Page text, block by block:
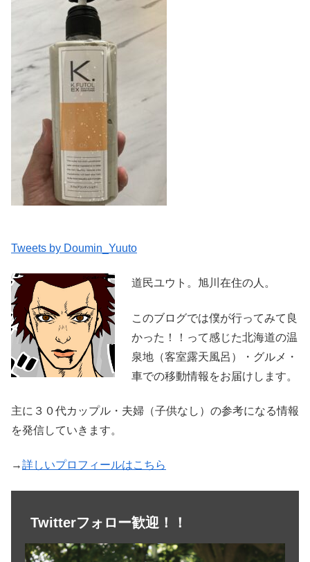
Tweets by Doumin_Yuuto
道民ユウト。旭川在住の人。
このブログでは僕が行ってみて良
かった！！って感じた北海道の温
泉地（客室露天風呂）・グルメ・
車での移動情報をお届けします。
主に３０代カップル・夫婦（子供なし）の参考になる情報
を発信していきます。
→詳しいプロフィールはこちら
Twitterフォロー歓迎！！